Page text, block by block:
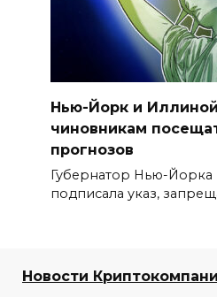
Нью-Йорк и
чиновникам
прогнозов
Губернатор Нью-Йорка
подписала указ,
Новости